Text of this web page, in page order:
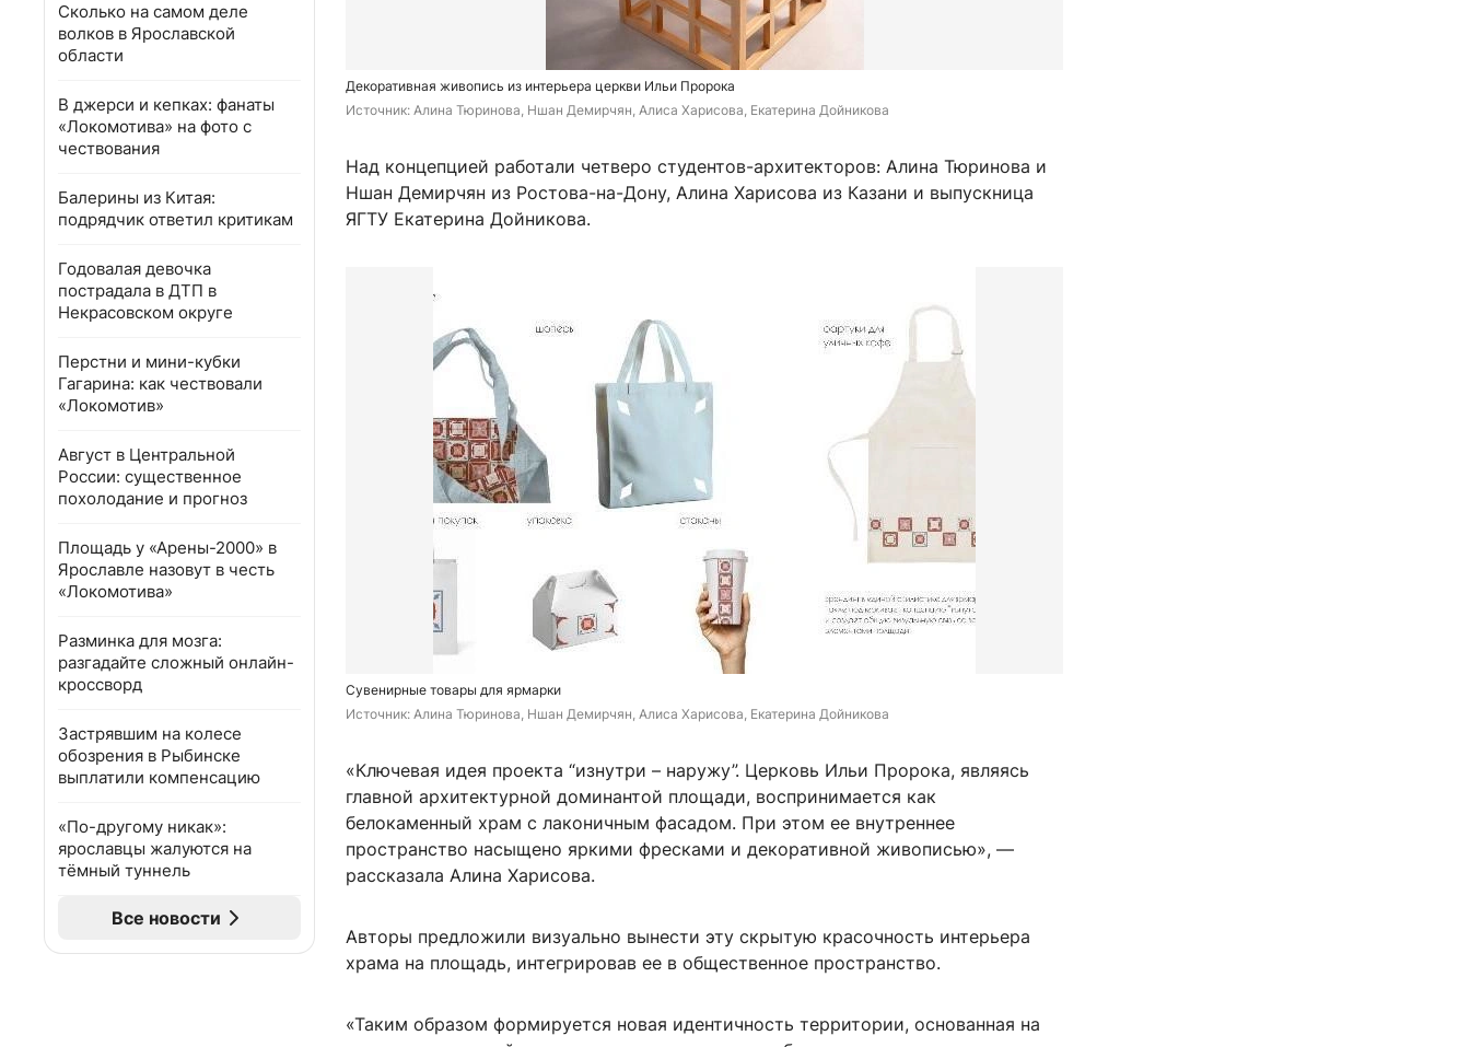
Сколько на самом деле
волков в Ярославской
области
В джерси и кепках: фанаты
«Локомотива» на фото с
чествования
Балерины из Китая:
подрядчик ответил критикам
Годовалая девочка
пострадала в ДТП в
Некрасовском округе
Перстни и мини-кубки
Гагарина: как чествовали
«Локомотив»
Август в Центральной
России: существенное
похолодание и прогноз
Площадь у «Арены-2000» в
Ярославле назовут в честь
«Локомотива»
Разминка для мозга:
разгадайте сложный онлайн-
кроссворд
Застрявшим на колесе
обозрения в Рыбинске
выплатили компенсацию
«По-другому никак»:
ярославцы жалуются на
тёмный туннель
Все новости
Декоративная живопись из интерьера церкви Ильи Пророка
Источник: Алина Тюринова, Ншан Демирчян, Алиса Харисова, Екатерина Дойникова
Над концепцией работали четверо студентов-архитекторов: Алина Тюринова и
Ншан Демирчян из Ростова-на-Дону, Алина Харисова из Казани и выпускница
ЯГТУ Екатерина Дойникова.
Сувенирные товары для ярмарки
Источник: Алина Тюринова, Ншан Демирчян, Алиса Харисова, Екатерина Дойникова
«Ключевая идея проекта “изнутри – наружу”. Церковь Ильи Пророка, являясь
главной архитектурной доминантой площади, воспринимается как
белокаменный храм с лаконичным фасадом. При этом ее внутреннее
пространство насыщено яркими фресками и декоративной живописью», —
рассказала Алина Харисова.
Авторы предложили визуально вынести эту скрытую красочность интерьера
храма на площадь, интегрировав ее в общественное пространство.
«Таким образом формируется новая идентичность территории, основанная на